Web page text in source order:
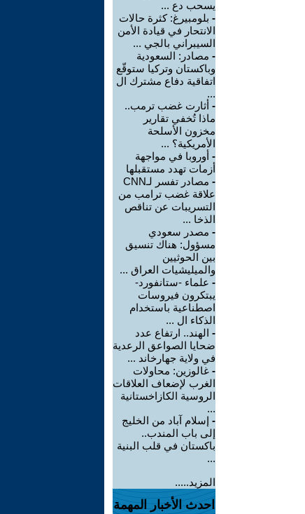
يسحب دع ...
- بلومبيرغ: كثرة حالات
الانتحار في قيادة الأمن
السيبراني بالجي ...
- مصادر: السعودية
وباكستان وتركيا ستوقّع
اتفاقية دفاع مشترك ال
...
- أثارت غضب ترمب..
ماذا تُخفي تقارير
مخزون الأسلحة
الأمريكية؟ ...
- أوروبا في مواجهة
أزمات تهدد مستقبلها
-
مصادر تفسر لـCNN
علاقة غضب ترامب من
التسريبات عن تناقص
الذخا ...
- مصدر سعودي
مسؤول: هناك تنسيق
بين الحوثيين
والميليشيات العراق ...
- علماء -ستانفورد-
يبتكرون فيروسات
اصطناعية باستخدام
الذكاء ال ...
- الهند.. ارتفاع عدد
ضحايا الصواعق الرعدية
في ولاية جهارخاند ...
- غالوزين: محاولات
الغرب لإضعاف العلاقات
الروسية الكازاخستانية
...
- إسلام آباد من الخليج
إلى باب المندب..
باكستان في قلب البنية
...
المزيد.....
احدث الأخبار المهمة